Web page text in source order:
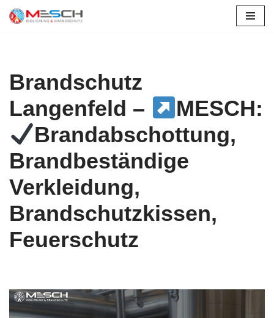
Brandschutz
Langenfeld –
MESCH:
Brandabschottung,
Brandbeständige
Verkleidung,
Brandschutzkissen,
Feuerschutz